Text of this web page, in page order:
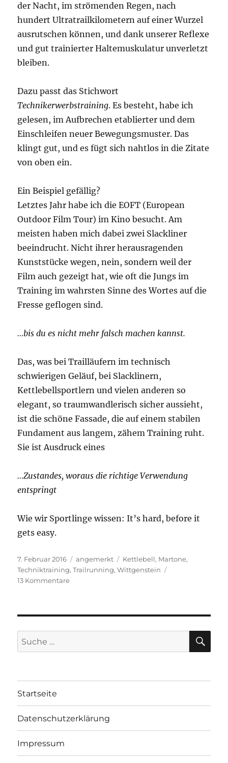
der Nacht, im strömenden Regen, nach
hundert Ultratrailkilometern auf einer Wurzel
ausrutschen können, und dank unserer Reflexe
und gut trainierter Haltemuskulatur unverletzt
bleiben.
Dazu passt das Stichwort
Technikerwerbstraining. Es besteht, habe ich
gelesen, im Aufbrechen etablierter und dem
Einschleifen neuer Bewegungsmuster. Das
klingt gut, und es fügt sich nahtlos in die Zitate
von oben ein.
Ein Beispiel gefällig?
Letztes Jahr habe ich die EOFT (European
Outdoor Film Tour) im Kino besucht. Am
meisten haben mich dabei zwei Slackliner
beeindrucht. Nicht ihrer herausragenden
Kunststücke wegen, nein, sondern weil der
Film auch gezeigt hat, wie oft die Jungs im
Training im wahrsten Sinne des Wortes auf die
Fresse geflogen sind.
…bis du es nicht mehr falsch machen kannst.
Das, was bei Trailläufern im technisch
schwierigen Geläuf, bei Slacklinern,
Kettlebellsportlern und vielen anderen so
elegant, so traumwandlerisch sicher aussieht,
ist die schöne Fassade, die auf einem stabilen
Fundament aus langem, zähem Training ruht.
Sie ist Ausdruck eines
…Zustandes, woraus die richtige Verwendung
entspringt
Wie wir Sportlinge wissen: It’s hard, before it
gets easy.
Veröffentlicht
am
7. Februar 2016 Kategorien
angemerkt Schlagwörter
Kettlebell, Martone,
Techniktraining,Trailrunning,Wittgenstein
13 Kommentarezu
Suche
nach:
Startseite
Datenschutzerklärung
Impressum